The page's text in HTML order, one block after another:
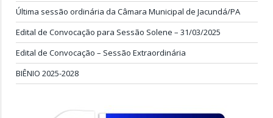
Última sessão ordinária da Câmara Municipal de Jacundá/PA
Edital de Convocação para Sessão Solene – 31/03/2025
Edital de Convocação – Sessão Extraordinária
BIÊNIO 2025-2028